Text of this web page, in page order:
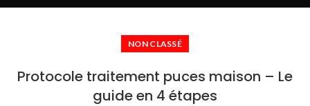
NON CLASSÉ
Protocole traitement puces maison – Le
guide en 4 étapes